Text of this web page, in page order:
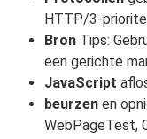
HTTP/3-
Bron Tips:
een gerichte
JavaScript
beurzen en
WebPageTest,